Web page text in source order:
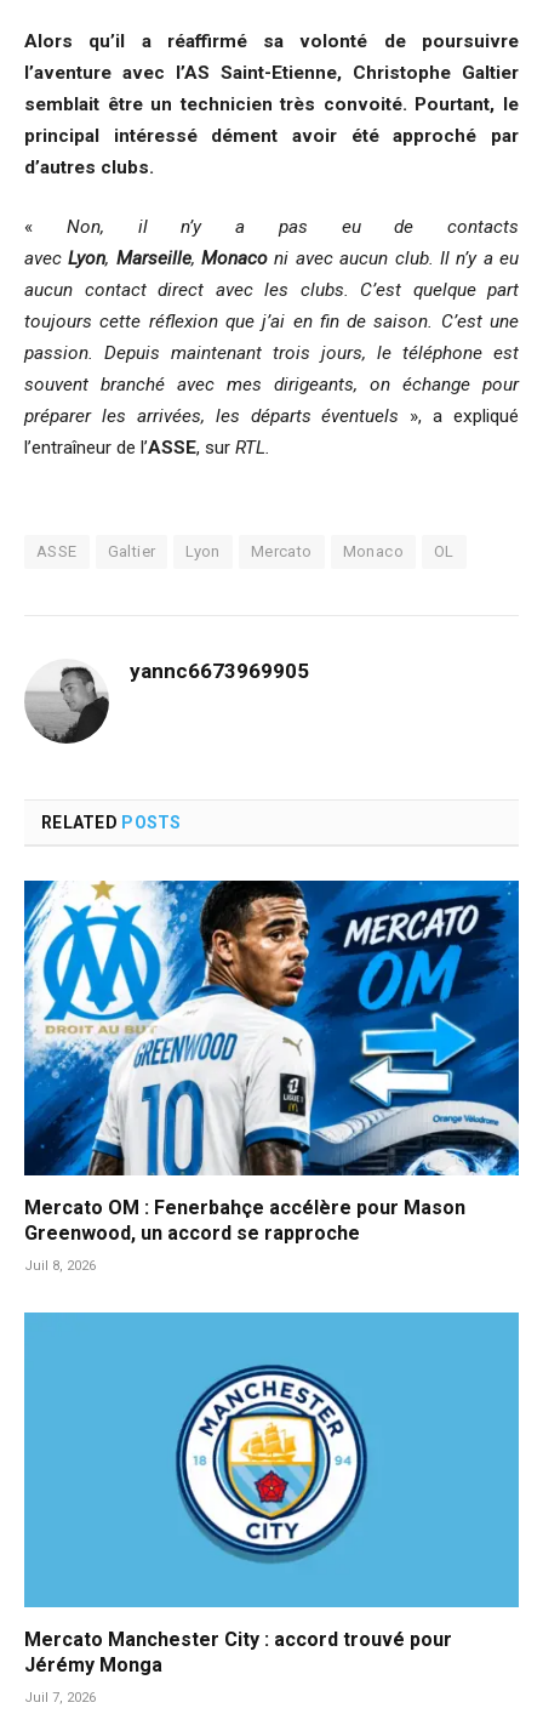
Alors qu’il a réaffirmé sa volonté de poursuivre
l’aventure avec l’AS Saint-Etienne, Christophe Galtier
semblait être un technicien très convoité. Pourtant, le
principal intéressé dément avoir été approché par
d’autres clubs.
« Non, il n’y a pas eu de contacts
avec Lyon, Marseille,Monaco ni avec aucun club. Il n’y a eu
aucun contact direct avec les clubs. C’est quelque part
toujours cette réflexion que j’ai en fin de saison. C’est une
passion. Depuis maintenant trois jours, le téléphone est
souvent branché avec mes dirigeants, on échange pour
préparer les arrivées, les départs éventuels », a expliqué
l’entraîneur de l’ASSE, sur RTL.
ASSE Galtier Lyon Mercato Monaco OL
yannc6673969905
RELATED POSTS
Mercato OM : Fenerbahçe accélère pour Mason
Greenwood, un accord se rapproche
Juil 8, 2026
Mercato Manchester City : accord trouvé pour
Jérémy Monga
Juil 7, 2026